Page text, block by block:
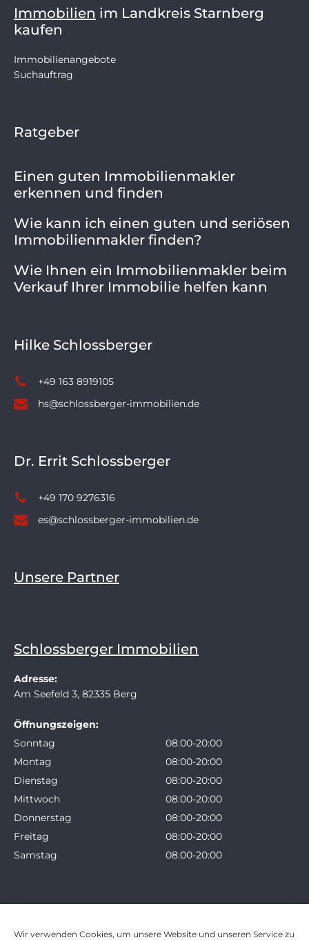
Wir verwenden Cookies, um unsere Website und unseren Service zu
Immobilien im Landkreis Starnberg
kaufen
Immobilienangebote
Suchauftrag
Ratgeber
Einen guten Immobilienmakler
erkennen und finden
Wie kann ich einen guten und seriösen
Immobilienmakler finden?
Wie Ihnen ein Immobilienmakler beim
Verkauf Ihrer Immobilie helfen kann
Hilke Schlossberger
+49 163 8919105
hs@schlossberger-immobilien.de
Dr. Errit Schlossberger
+49 170 9276316
es@schlossberger-immobilien.de
Unsere Partner
Schlossberger Immobilien
Adresse:
Am Seefeld 3, 82335 Berg
Öffnungszeigen:
Sonntag
08:00-20:00
Montag
08:00-20:00
Dienstag
08:00-20:00
Mittwoch
08:00-20:00
Donnerstag
08:00-20:00
Freitag
08:00-20:00
Samstag
08:00-20:00